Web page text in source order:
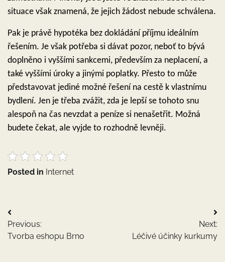
situace však znamená, že jejich žádost nebude schválena.
Pak je právě hypotéka bez dokládání příjmu ideálním
řešením. Je však potřeba si dávat pozor, neboť to bývá
doplněno i vyššími sankcemi, především za neplacení, a
také vyššími úroky a jinými poplatky. Přesto to může
představovat jediné možné řešení na cestě k vlastnímu
bydlení. Jen je třeba zvážit, zda je lepší se tohoto snu
alespoň na čas nevzdat a peníze si nenašetřit. Možná
budete čekat, ale vyjde to rozhodně levněji.
Posted in Internet
Navigace
pro
Previous:
Tvorba eshopu Brno
Next:
Léčivé účinky kurkumy